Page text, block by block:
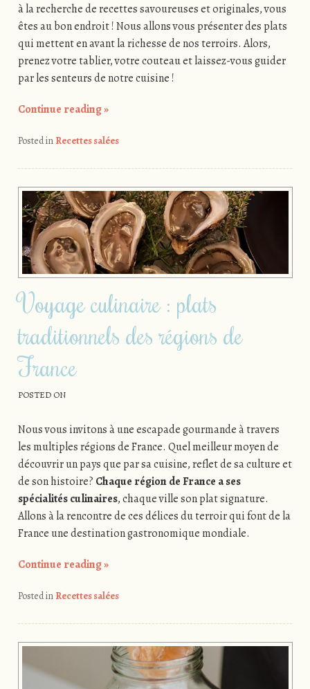
à la recherche de recettes savoureuses et originales, vous
êtes au bon endroit ! Nous allons vous présenter des plats
qui mettent en avant la richesse de nos terroirs. Alors,
prenez votre tablier, votre couteau et laissez-vous guider
par les senteurs de notre cuisine !
Continue reading»
Posted in Recettes salées
Voyage culinaire : plats
traditionnels des régions de
France
POSTED ON
Nous vous invitons à une escapade gourmande à travers
les multiples régions de France. Quel meilleur moyen de
découvrir un pays que par sa cuisine, reflet de sa culture et
de son histoire? Chaque région de France a ses
spécialités culinaires, chaque ville son plat signature.
Allons à la rencontre de ces délices du terroir qui font de la
France une destination gastronomique mondiale.
Continue reading»
Posted in Recettes salées